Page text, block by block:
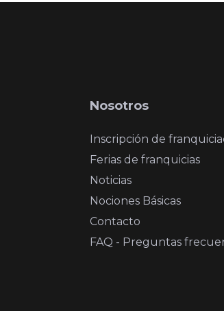
Nosotros
Inscripción de
Ferias de franquicias
Noticias
Nociones Básicas
Contacto
FAQ - Preguntas